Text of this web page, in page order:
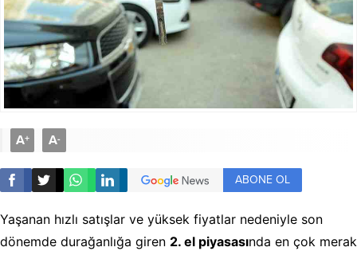
A+ A-
ABONE OL
Yaşanan hızlı satışlar ve yüksek fiyatlar nedeniyle son
dönemde durağanlığa giren 2. el piyasasında en çok merak